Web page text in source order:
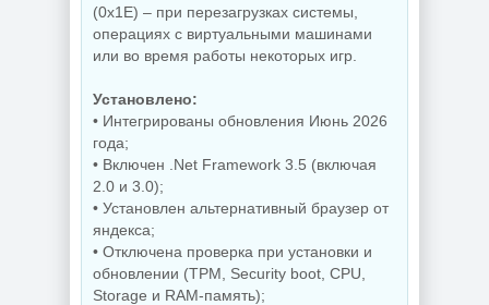
Звуковой
редактор
GoldWave 7.05
изображений
FastStone Capture
11.3 + Portable
Деинсталлятор
программ IObit
Uninstaller Pro
15.6.0.6
Дефрагментатор
дисков O&O
Professional +
Server 31.3 Build
26064 by KpoJIuK
(0x1E) – при перезагрузках системы,
операциях с виртуальными машинами
или во время работы некоторых игр.
Установлено:
• Интегрированы обновления Июнь 2026
года;
• Включен .Net Framework 3.5 (включая
2.0 и 3.0);
• Установлен альтернативный браузер от
яндекса;
• Отключена проверка при установки и
обновлении (TPM, Security boot, CPU,
Storage и RAM-память);